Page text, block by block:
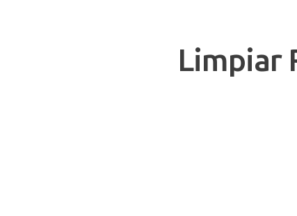
Limpiar